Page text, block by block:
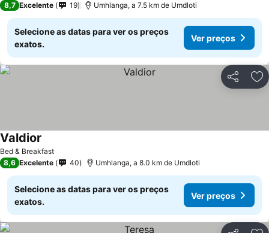
8,7 Excelente 19 Umhlanga, a 7.5 km de Umdloti
Selecione as datas para ver os preços
exatos.
Ver preços
Partilhar
Bed & Breakfast
Valdior
8,6 Excelente 40 Umhlanga, a 8.0 km de Umdloti
Selecione as datas para ver os preços
exatos.
Ver preços